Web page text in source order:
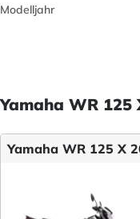
Modelljahr
Yamaha WR 125
Yamaha WR 125 X